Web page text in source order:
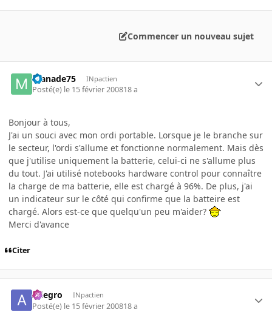
Commencer un nouveau sujet
manade75 INpactien
Posté(e) le 15 février 200818 a
Bonjour à tous,
J'ai un souci avec mon ordi portable. Lorsque je le branche sur
le secteur, l'ordi s'allume et fonctionne normalement. Mais dès
que j'utilise uniquement la batterie, celui-ci ne s'allume plus
du tout. J'ai utilisé notebooks hardware control pour connaître
la charge de ma batterie, elle est chargé à 96%. De plus, j'ai
un indicateur sur le côté qui confirme que la batteire est
chargé. Alors est-ce que quelqu'un peu m'aider?
Merci d'avance
Citer
Allegro INpactien
Posté(e) le 15 février 200818 a